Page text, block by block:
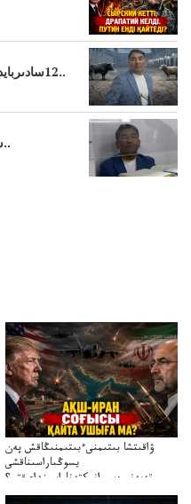
12سادىربايدىتاعىسى كەلە12نجىلعاۇقا مەس..
سوتتولەنگەناپتار ايىبە؟ۋ تسوتتاعىا..
سترات12ي14ىشىلدەدەگىاسكەريستراتەگيالىقاحۋال
ۋاقىتشا بىتىمنىءبىتىمنىڭاقش پەن
يسوڭىاراسىناقشى
تەپەنىرەسيرانىكتەناراسىنداعىقتى؟
تەكەتىرەسنەلىكتەنقايتاۋشىقتى؟